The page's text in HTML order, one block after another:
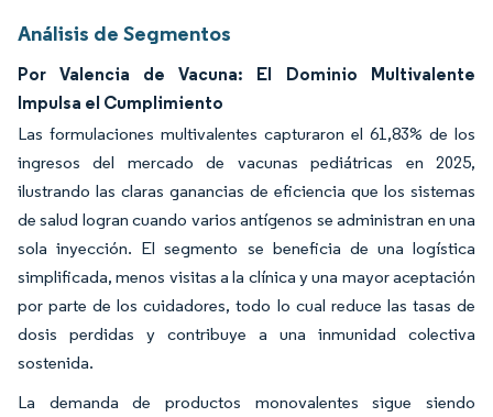
Análisis de Segmentos
Por Valencia de Vacuna: El Dominio Multivalente
Impulsa el Cumplimiento
Las formulaciones multivalentes capturaron el 61,83% de los
ingresos del mercado de vacunas pediátricas en 2025,
ilustrando las claras ganancias de eficiencia que los sistemas
de salud logran cuando varios antígenos se administran en una
sola inyección. El segmento se beneficia de una logística
simplificada, menos visitas a la clínica y una mayor aceptación
por parte de los cuidadores, todo lo cual reduce las tasas de
dosis perdidas y contribuye a una inmunidad colectiva
sostenida.
La demanda de productos monovalentes sigue siendo